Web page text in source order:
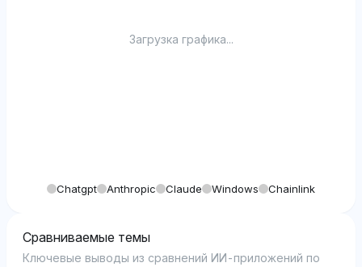
Загрузка графика...
Chatgpt Anthropic Claude Windows Chainlink
Сравниваемые темы
Ключевые выводы из сравнений ИИ-приложений по